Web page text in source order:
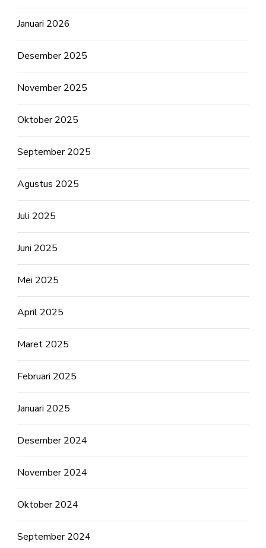
Januari 2026
Desember 2025
November 2025
Oktober 2025
September 2025
Agustus 2025
Juli 2025
Juni 2025
Mei 2025
April 2025
Maret 2025
Februari 2025
Januari 2025
Desember 2024
November 2024
Oktober 2024
September 2024